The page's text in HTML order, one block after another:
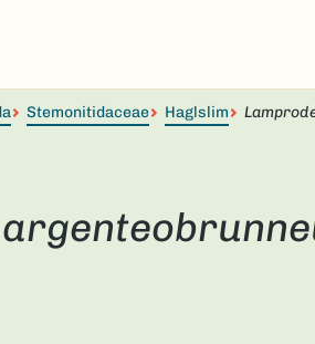
Stemonitidaceae Haglslim